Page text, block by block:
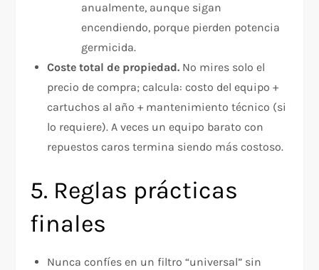
anualmente, aunque sigan
encendiendo, porque pierden potencia
germicida.​
Coste total de propiedad. No mires solo el
precio de compra; calcula: costo del equipo +
cartuchos al año + mantenimiento técnico (si
lo requiere). A veces un equipo barato con
repuestos caros termina siendo más costoso.
5. Reglas prácticas
finales
Nunca confíes en un filtro “universal” sin